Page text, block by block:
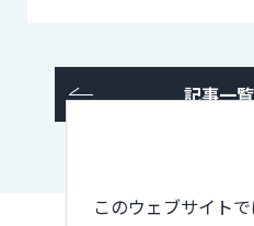
このウェブサイト
記事一